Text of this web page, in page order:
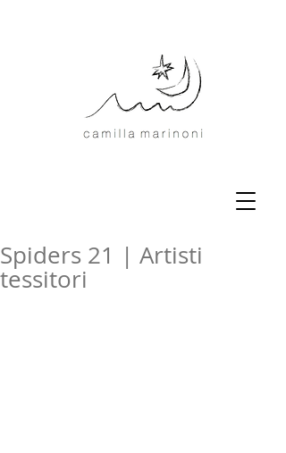
Spiders 21 | Artisti
tessitori